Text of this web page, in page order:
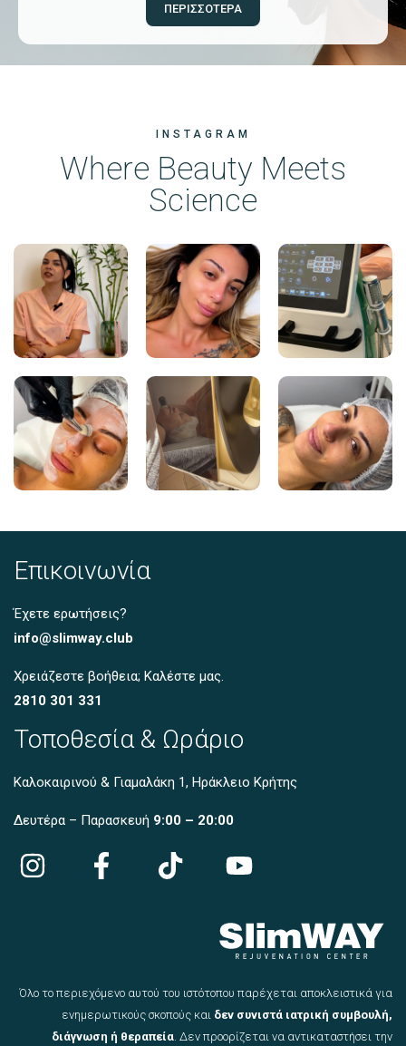
ΠΕΡΙΣΣΟΤΕΡΑ
INSTAGRAM
Where Beauty Meets
Science
Επικοινωνία
Έχετε ερωτήσεις?
info@slimway.club
Χρειάζεστε βοήθεια; Καλέστε μας.
2810 301 331
Τοποθεσία & Ωράριο
Καλοκαιρινού & Γιαμαλάκη 1, Ηράκλειο Κρήτης
Δευτέρα – Παρασκευή 9:00 – 20:00
Όλο το περιεχόμενο αυτού του ιστότοπου παρέχεται αποκλειστικά για
ενημερωτικούς σκοπούς και δεν συνιστά ιατρική συμβουλή,
διάγνωση ή θεραπεία . Δεν προορίζεται να αντικαταστήσει την